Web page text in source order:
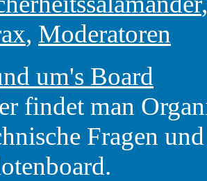
, Moderatoren
um's Board
findet man
Fragen